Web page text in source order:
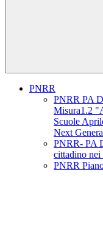
PNRR
PNRR PA
Misura1.2
Scuole
Next
PNRR- PA
cittadino
PNRR